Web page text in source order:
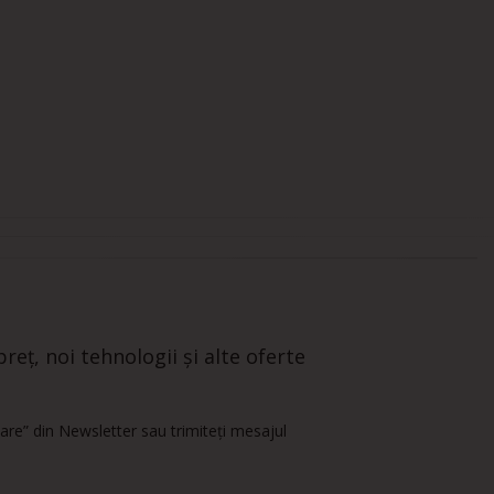
noi tehnologii și alte oferte
din Newsletter sau trimiteți mesajul